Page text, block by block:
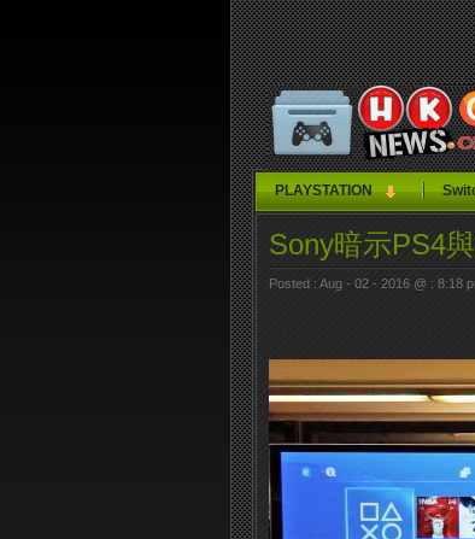
PLAYSTATION
Sony暗示PS4
Posted : Aug - 02 - 2016 @ : 8:18